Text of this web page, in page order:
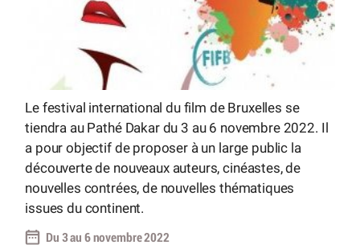
Le festival international du film de Bruxelles se
tiendra au Pathé Dakar du 3 au 6 novembre 2022. Il
a pour objectif de proposer à un large public la
découverte de nouveaux auteurs, cinéastes, de
nouvelles contrées, de nouvelles thématiques
issues du continent.
Du 3 au 6 novembre 2022